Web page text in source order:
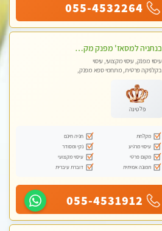
055-4532264
בנתניה למסאז' מפנק מקצועי מרגיע ומשחרר את כל הגוף - ללא מין!
עיסוי מפנק, עיסוי מקצועי, עיסוי
בקלניקה פרטית, מתחמי ספא מפנק,
פלטינה
מקלחת
חניה חינם
עיסוי מרגיע
נקי ומסודר
מקום פרטי
עיסוי מקצועי
תמונה אמיתית
דוברת עיברית
055-4531912